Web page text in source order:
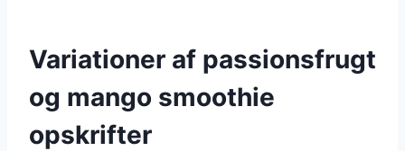
Variationer af passionsfrugt
og mango smoothie
opskrifter